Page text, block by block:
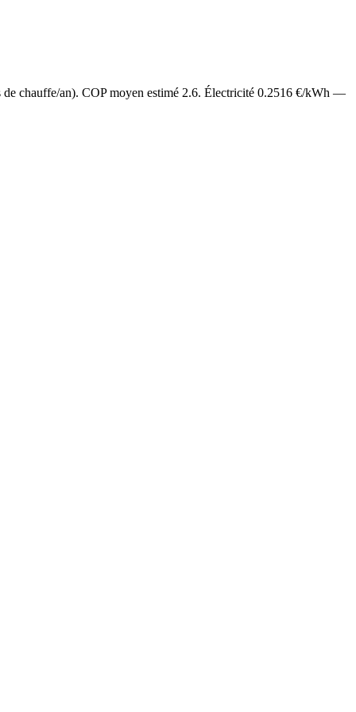
chauffe/an). COP moyen estimé 2.6. Électricité 0.2516 €/kWh —